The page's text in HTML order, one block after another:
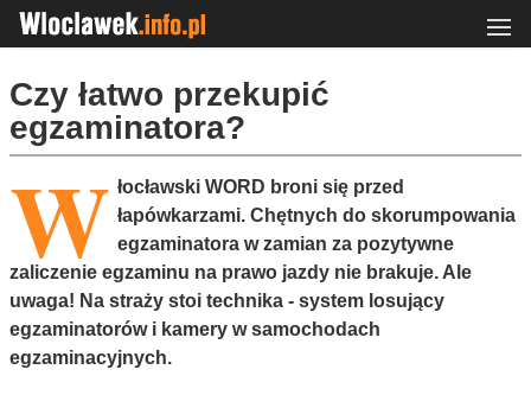
Czy łatwo przekupić
egzaminatora?
W łocławski WORD broni się przed
łapówkarzami. Chętnych do skorumpowania
egzaminatora w zamian za pozytywne
zaliczenie egzaminu na prawo jazdy nie brakuje. Ale
uwaga! Na straży stoi technika - system losujący
egzaminatorów i kamery w samochodach
egzaminacyjnych.